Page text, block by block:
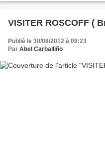
VISITER ROSCOFF (
Publié le 30/08/2012 à 09:23
Par Abel Carballiño